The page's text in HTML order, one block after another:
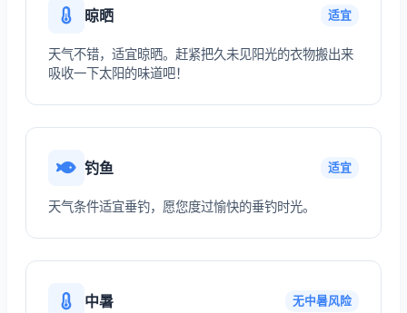
晾晒 适宜
天气不错，适宜晾晒。赶紧把久未见阳光的衣物搬出来
吸收一下太阳的味道吧！
钓鱼 适宜
天气条件适宜垂钓，愿您度过愉快的垂钓时光。
中暑 无中暑风险